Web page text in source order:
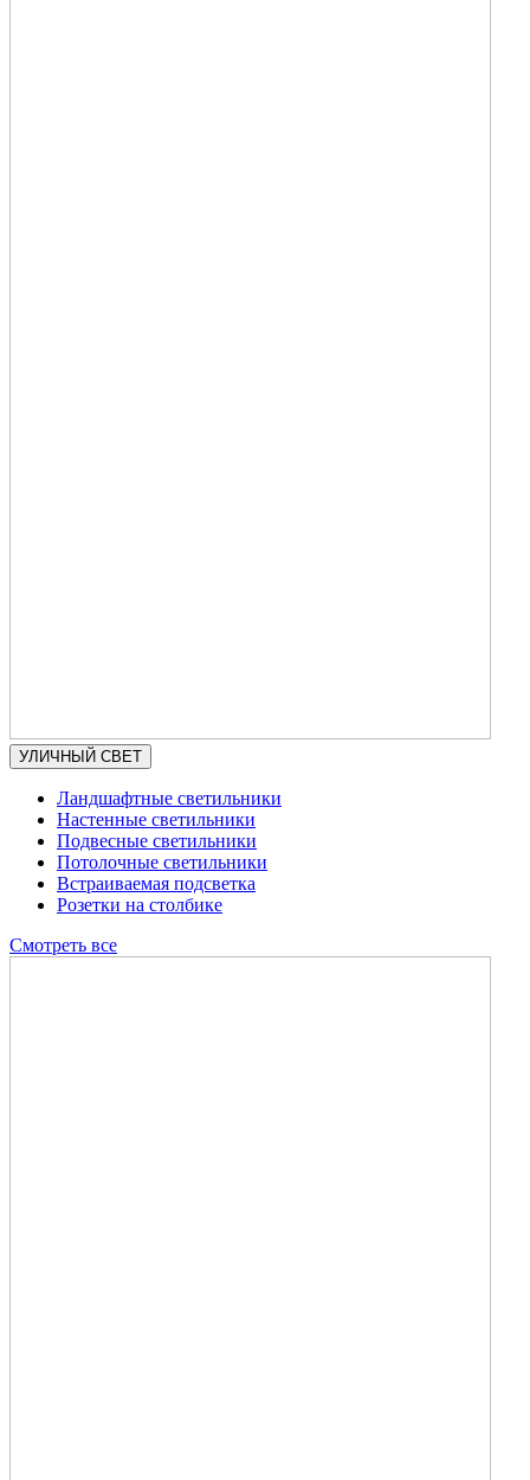
УЛИЧНЫЙ СВЕТ
Ландшафтные светильники
Настенные светильники
Подвесные светильники
Потолочные светильники
Встраиваемая подсветка
Розетки на столбике
Смотреть все